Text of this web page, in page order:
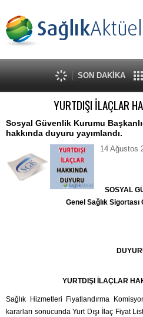
SON DAKİKA
YURTDIŞI İLAÇLAR
Sosyal Güvenlik Kurumu
hakkında duyuru yayımlandı.
14 Ağustos
SOSYAL
Genel Sağlık
YURTDIŞI İLAÇLAR
Sağlık Hizmetleri Fiyatlandırma
kararları sonucunda Yurt Dışı İlaç Fiyat